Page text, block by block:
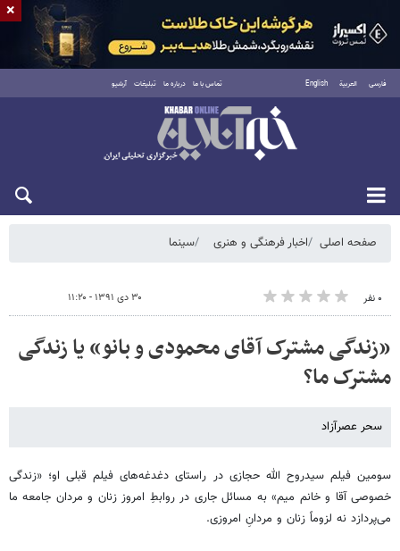
فارسی العربية English تماس با ما درباره ما تبلیغات آرشیو
پنجشنبه ۱۵ مرداد ۱۴۰۵
صفحه اصلی اخبار فرهنگی و هنری سینما
۰ نفر ۳۰ دی ۱۳۹۱ - ۱۱:۲۰
«زندگی مشترک آقای محمودی و بانو» یا زندگی
مشترک ما؟
سحر عصرآزاد
سومین فیلم سیدروح الله حجازی در راستای دغدغه‌های فیلم قبلی او؛ «زندگی
خصوصی آقا و خانم میم» به مسائل جاری در روابطِ امروز زنان و مردان جامعه ما
می‌پردازد نه لزوماً زنان و مردانِ امروزی.
×